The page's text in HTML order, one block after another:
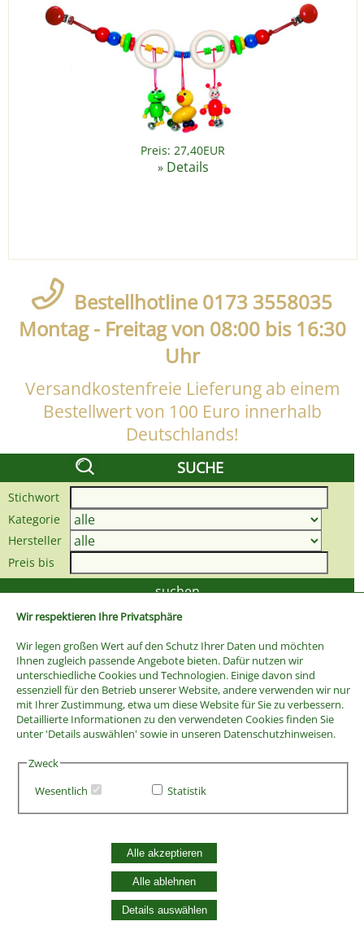
Wir respektieren Ihre Privatsphäre
Wir legen großen Wert auf den Schutz Ihrer Daten und möchten
Ihnen zugleich passende Angebote bieten. Dafür nutzen wir
unterschiedliche Cookies und Technologien. Einige davon sind
essenziell für den Betrieb unserer Website, andere verwenden wir nur
mit Ihrer Zustimmung, etwa um diese Website für Sie zu verbessern.
Detaillierte Informationen zu den verwendeten Cookies finden Sie
unter 'Details auswählen' sowie in unseren Datenschutzhinweisen.
Zweck
Wesentlich
Statistik
Alle akzeptieren
Alle ablehnen
Details auswählen
Preis: 27,40EUR
» Details
Bestellhotline 0173 3558035
Montag - Freitag von 08:00 bis 16:30
Uhr
Versandkostenfreie Lieferung ab einem
Bestellwert von 100 Euro innerhalb
Deutschlands!
SUCHE
Stichwort
Kategorie
Hersteller
Preis bis
AGB
Datenschutzerklärung
Zahlung und Versand
Batterieentsorgung
Widerruf Cookie-Einwilligung